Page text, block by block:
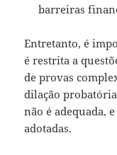
barreiras
Entretanto, é
é restrita a
de provas
dilação
não é adequada,
adotadas.